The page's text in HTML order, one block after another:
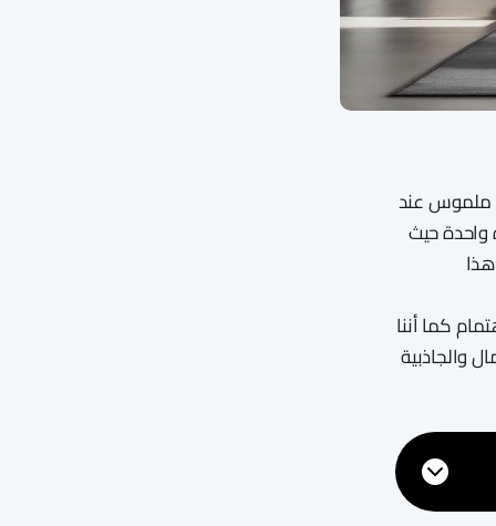
ملموس عند
واحدة حيث
كما أننا
والجاذبية